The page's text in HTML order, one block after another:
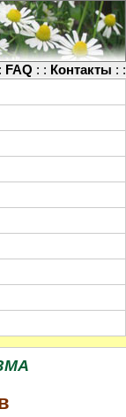
FAQ : : Контакты : :